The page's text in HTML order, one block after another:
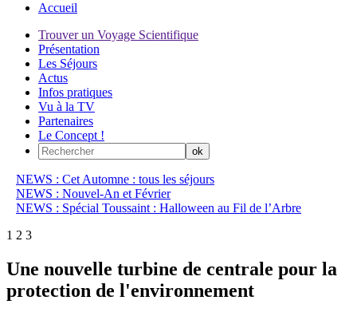
Accueil
Trouver un Voyage Scientifique
Présentation
Les Séjours
Actus
Infos pratiques
Vu à la TV
Partenaires
Le Concept !
NEWS : Cet Automne : tous les séjours
NEWS : Nouvel-An et Février
NEWS : Spécial Toussaint : Halloween au Fil de l’Arbre
1 2 3
Une nouvelle turbine de centrale pour la
protection de l'environnement